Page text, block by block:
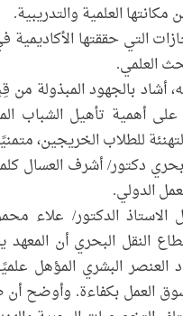
مكانتها العلمية والتدريبية.
التي حققتها الأكاديمية
العلمي.
أشاد بالجهود المبذولة من
على أهمية تأهيل الشباب
للطلاب الخريجين،
بحري دكتور/ أشرف العسال
الدولي.
الاستاذ الدكتور/ علاء
النقل البحري أن
العنصر البشري المؤهل
العمل بكفاءة. وأوضح